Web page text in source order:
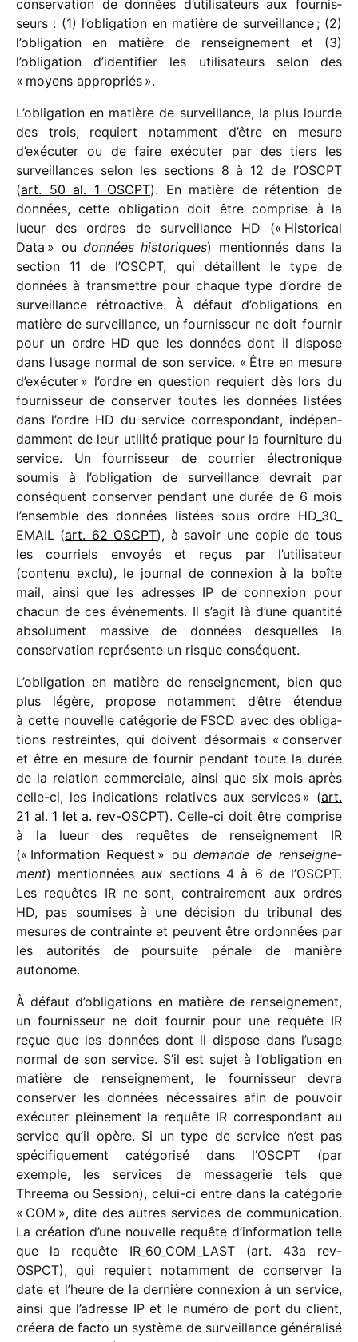
conser­va­tion de données d’utilisateurs aux four­nis­
seurs : (1) l’obligation en matière de surveillance ; (2)
l’obligation en matière de rensei­gne­ment et (3)
l’obligation d’identifier les utili­sa­teurs selon des
« moyens appropriés ».
L’obligation en matière de surveillance, la plus lourde
des trois, requiert notam­ment d’être en mesure
d’exécuter ou de faire exécu­ter par des tiers les
surveillances selon les sections 8 à 12 de l’OSCPT
(art. 50 al. 1 OSCPT). En matière de réten­tion de
données, cette obli­ga­tion doit être comprise à la
lueur des ordres de surveillance HD (« Historical
Data » ou données histo­riques) mention­nés dans la
section 11 de l’OSCPT, qui détaillent le type de
données à trans­mettre pour chaque type d’ordre de
surveillance rétro­ac­tive. À défaut d’obligations en
matière de surveillance, un four­nis­seur ne doit four­nir
pour un ordre HD que les données dont il dispose
dans l’usage normal de son service. « Être en mesure
d’exécuter » l’ordre en ques­tion requiert dès lors du
four­nis­seur de conser­ver toutes les données listées
dans l’ordre HD du service corres­pon­dant, indé­pen­
dam­ment de leur utilité pratique pour la four­ni­ture du
service. Un four­nis­seur de cour­rier élec­tro­nique
soumis à l’obligation de surveillance devrait par
consé­quent conser­ver pendant une durée de 6 mois
l’ensemble des données listées sous ordre HD_​30_​
EMAIL (art. 62 OSCPT), à savoir une copie de tous
les cour­riels envoyés et reçus par l’utilisateur
(contenu exclu), le jour­nal de connexion à la boîte
mail, ainsi que les adresses IP de connexion pour
chacun de ces événe­ments. Il s’agit là d’une quan­tité
abso­lu­ment massive de données desquelles la
conser­va­tion repré­sente un risque conséquent.
L’obligation en matière de rensei­gne­ment, bien que
plus légère, propose notam­ment d’être éten­due
à cette nouvelle caté­go­rie de FSCD avec des obli­ga­
tions restreintes, qui doivent désor­mais « conser­ver
et être en mesure de four­nir pendant toute la durée
de la rela­tion commer­ciale, ainsi que six mois après
celle-ci, les indi­ca­tions rela­tives aux services » (art.
21 al. 1 let a. rev-OSCPT). Celle-ci doit être comprise
à la lueur des requêtes de rensei­gne­ment IR
(« Information Request » ou demande de rensei­gne­
ment) mention­nées aux sections 4 à 6 de l’OSCPT.
Les requêtes IR ne sont, contrai­re­ment aux ordres
HD, pas soumises à une déci­sion du tribu­nal des
mesures de contrainte et peuvent être ordon­nées par
les auto­ri­tés de pour­suite pénale de manière
autonome.
À défaut d’obligations en matière de rensei­gne­ment,
un four­nis­seur ne doit four­nir pour une requête IR
reçue que les données dont il dispose dans l’usage
normal de son service. S’il est sujet à l’obligation en
matière de rensei­gne­ment, le four­nis­seur devra
conser­ver les données néces­saires afin de pouvoir
exécu­ter plei­ne­ment la requête IR corres­pon­dant au
service qu’il opère. Si un type de service n’est pas
spéci­fi­que­ment caté­go­risé dans l’OSCPT (par
exemple, les services de messa­ge­rie tels que
Threema ou Session), celui-ci entre dans la caté­go­rie
« COM », dite des autres services de commu­ni­ca­tion.
La créa­tion d’une nouvelle requête d’information telle
que la requête IR_​60_​COM_​LAST (art. 43a rev-
OSPCT), qui requiert notam­ment de conser­ver la
date et l’heure de la dernière connexion à un service,
ainsi que l’adresse IP et le numéro de port du client,
créera de facto un système de surveillance géné­ra­lisé